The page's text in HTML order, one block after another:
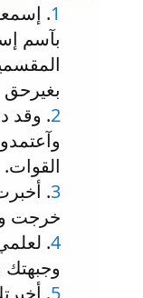
1
.
بآسم
بغيرحق
2. وقد
القوات.
3
.
خرجت
4
.
5
.